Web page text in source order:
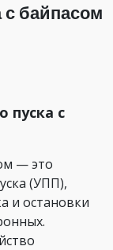
с байпасом
пуска с
— это
(УПП),
и остановки